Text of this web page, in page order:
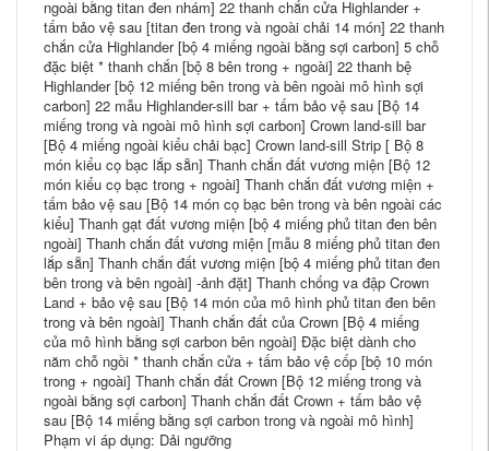
ngoài bằng titan đen nhám] 22 thanh chắn cửa Highlander +
tấm bảo vệ sau [titan đen trong và ngoài chải 14 món] 22 thanh
chắn cửa Highlander [bộ 4 miếng ngoài bằng sợi carbon] 5 chỗ
đặc biệt * thanh chắn [bộ 8 bên trong + ngoài] 22 thanh bệ
Highlander [bộ 12 miếng bên trong và bên ngoài mô hình sợi
carbon] 22 mẫu Highlander-sill bar + tấm bảo vệ sau [Bộ 14
miếng trong và ngoài mô hình sợi carbon] Crown land-sill bar
[Bộ 4 miếng ngoài kiểu chải bạc] Crown land-sill Strip [ Bộ 8
món kiểu cọ bạc lắp sẵn] Thanh chắn đất vương miện [Bộ 12
món kiểu cọ bạc trong + ngoài] Thanh chắn đất vương miện +
tấm bảo vệ sau [Bộ 14 món cọ bạc bên trong và bên ngoài các
kiểu] Thanh gạt đất vương miện [bộ 4 miếng phủ titan đen bên
ngoài] Thanh chắn đất vương miện [mẫu 8 miếng phủ titan đen
lắp sẵn] Thanh chắn đất vương miện [bộ 4 miếng phủ titan đen
bên trong và bên ngoài] -ảnh đặt] Thanh chống va đập Crown
Land + bảo vệ sau [Bộ 14 món của mô hình phủ titan đen bên
trong và bên ngoài] Thanh chắn đất của Crown [Bộ 4 miếng
của mô hình bằng sợi carbon bên ngoài] Đặc biệt dành cho
năm chỗ ngồi * thanh chắn cửa + tấm bảo vệ cốp [bộ 10 món
trong + ngoài] Thanh chắn đất Crown [Bộ 12 miếng trong và
ngoài bằng sợi carbon] Thanh chắn đất Crown + tấm bảo vệ
sau [Bộ 14 miếng bằng sợi carbon trong và ngoài mô hình]
Phạm vi áp dụng: Dải ngưỡng